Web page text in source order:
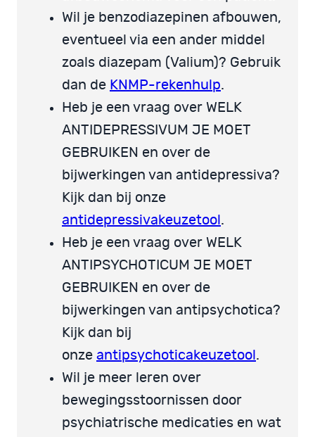
Wil je benzodiazepinen afbouwen,
eventueel via een ander middel
zoals diazepam (Valium)? Gebruik
dan de KNMP-rekenhulp.
Heb je een vraag over WELK
ANTIDEPRESSIVUM JE MOET
GEBRUIKEN en over de
bijwerkingen van antidepressiva?
Kijk dan bij onze
antidepressivakeuzetool .
Heb je een vraag over WELK
ANTIPSYCHOTICUM JE MOET
GEBRUIKEN en over de
bijwerkingen van antipsychotica?
Kijk dan bij
onze antipsychoticakeuzetool .
Wil je meer leren over
bewegingsstoornissen door
psychiatrische medicaties en wat